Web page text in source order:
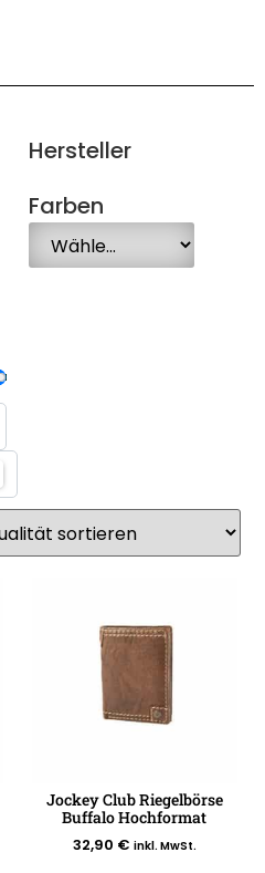
Hersteller
Farben
Jockey Club Riegelbörse
Buffalo Hochformat
32,90 € inkl. MwSt.